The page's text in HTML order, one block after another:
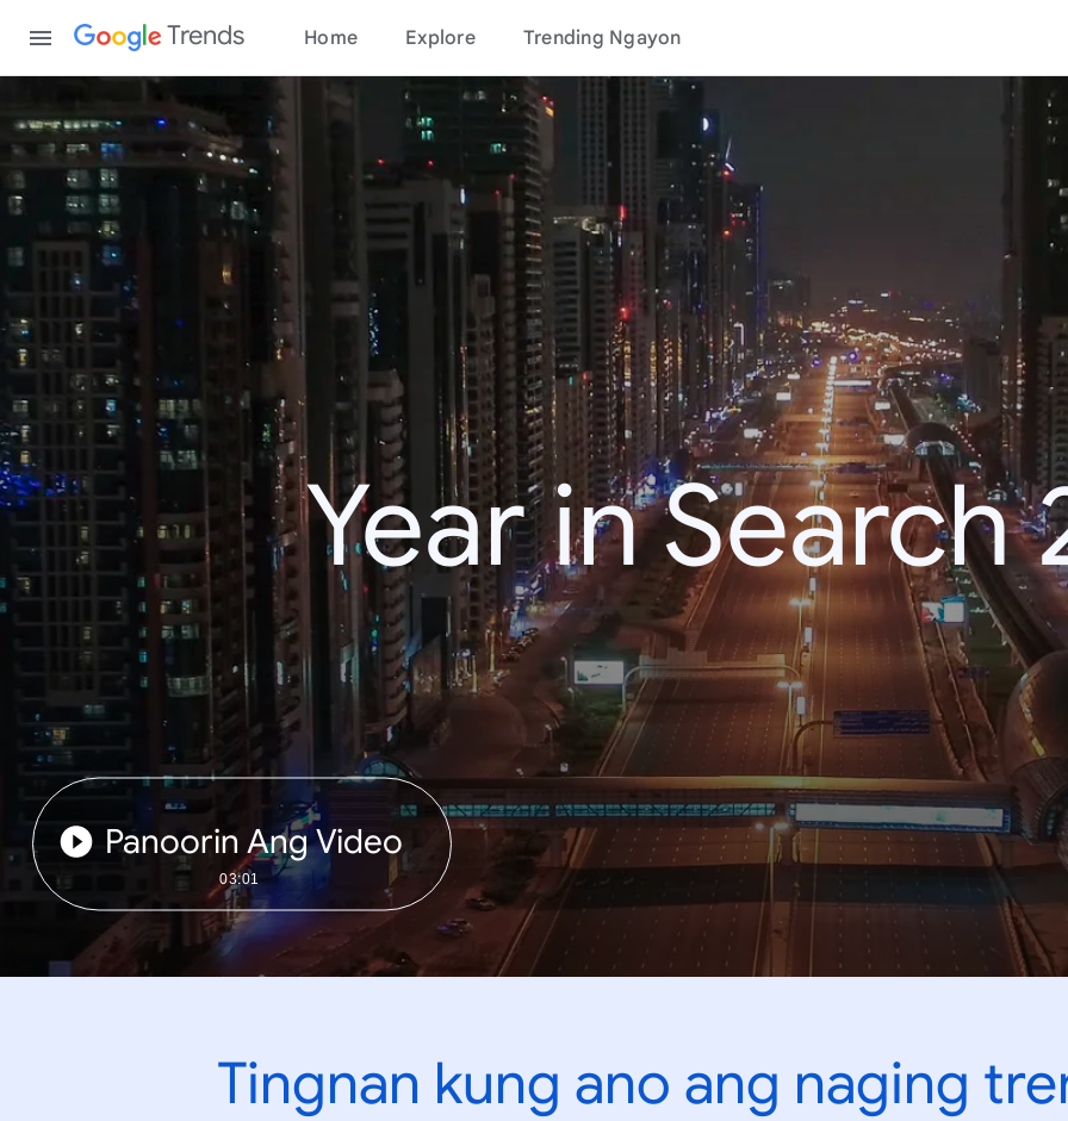
Trends Home Explore Trending Ngayon
Year in Search
Panoorin Ang Video
03:01
Tingnan kung ano ang naging